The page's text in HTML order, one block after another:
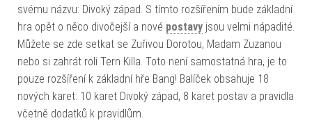
svému názvu: Divoký západ. S tímto rozšířením bude základní
hra opět o něco divočejší a nové postavy jsou velmi nápadité.
Můžete se zde setkat se Zuřivou Dorotou, Madam Zuzanou
nebo si zahrát roli Tern Killa. Toto není samostatná hra, je to
pouze rozšíření k základní hře Bang! Balíček obsahuje 18
nových karet: 10 karet Divoký západ, 8 karet postav a pravidla
včetně dodatků k pravidlům.